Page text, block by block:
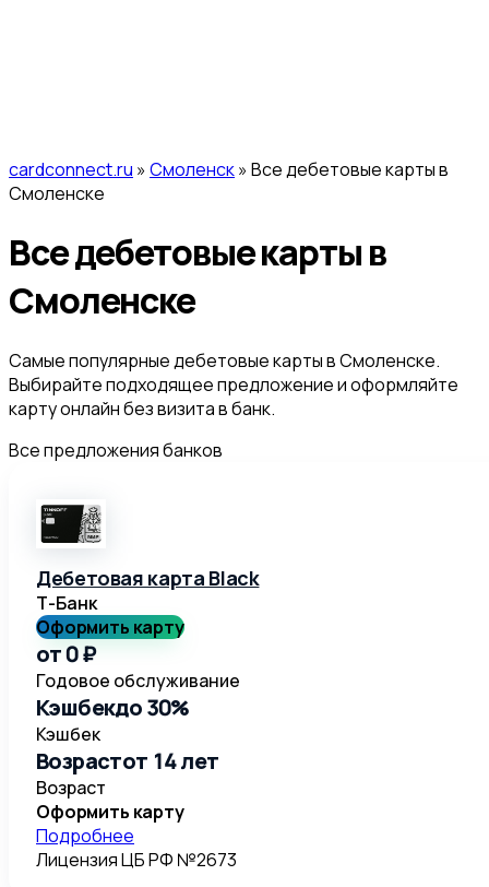
cardconnect.ru »Смоленск» Все дебетовые карты в
Смоленске
Все дебетовые карты в
Смоленске
Самые популярные дебетовые карты в Смоленске.
Выбирайте подходящее предложение и оформляйте
карту онлайн без визита в банк.
Все предложения банков
Дебетовая карта Black
Т-Банк
Оформить карту
от 0 ₽
Годовое обслуживание
Кэшбекдо 30%
Кэшбек
Возрастот 14 лет
Возраст
Оформить карту
Подробнее
Лицензия ЦБ РФ №2673